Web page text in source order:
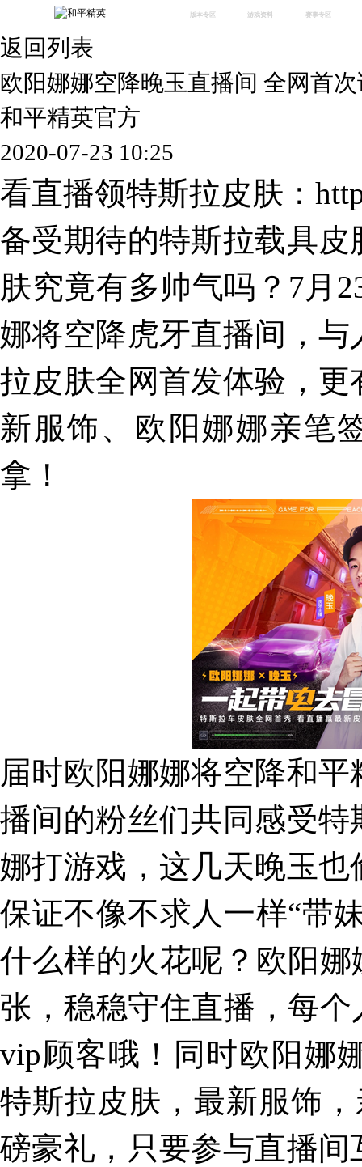
版本专区 游戏资料 赛事专区
体验服 视频中心 授权赛
返回列表
欧阳娜娜空降晚玉直播间 全网首
和平精英官方
2020-07-23 10:25
看直播领特斯拉皮肤：
备受期待的特斯拉载具
肤究竟有多帅气吗？7月
娜将空降虎牙直播间，
拉皮肤全网首发体验，
新服饰、欧阳娜娜亲笔
拿！
届时欧阳娜娜将空降和
播间的粉丝们共同感受
娜打游戏，这几天晚玉
保证不像不求人一样“带
什么样的火花呢？欧阳
张，稳稳守住直播，每
vip顾客哦！同时欧阳娜
特斯拉皮肤，最新服饰
磅豪礼，只要参与直播